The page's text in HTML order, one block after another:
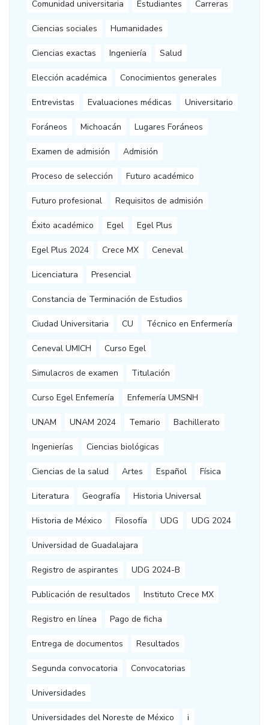
Comunidad universitaria Estudiantes Carreras
Ciencias sociales Humanidades
Ciencias exactas Ingeniería Salud
Elección académica Conocimientos generales
Entrevistas Evaluaciones médicas Universitario
Foráneos Michoacán Lugares Foráneos
Examen de admisión Admisión
Proceso de selección Futuro académico
Futuro profesional Requisitos de admisión
Éxito académico Egel Egel Plus
Egel Plus 2024 Crece MX Ceneval
Licenciatura Presencial
Constancia de Terminación de Estudios
Ciudad Universitaria CU Técnico en Enfermería
Ceneval UMICH Curso Egel
Simulacros de examen Titulación
Curso Egel Enfemería Enfemería UMSNH
UNAM UNAM 2024 Temario Bachillerato
Ingenierías Ciencias biológicas
Ciencias de la salud Artes Español Física
Literatura Geografía Historia Universal
Historia de México Filosofía UDG UDG 2024
Universidad de Guadalajara
Registro de aspirantes UDG 2024-B
Publicación de resultados Instituto Crece MX
Registro en línea Pago de ficha
Entrega de documentos Resultados
Segunda convocatoria Convocatorias
Universidades
Universidades del Noreste de México i